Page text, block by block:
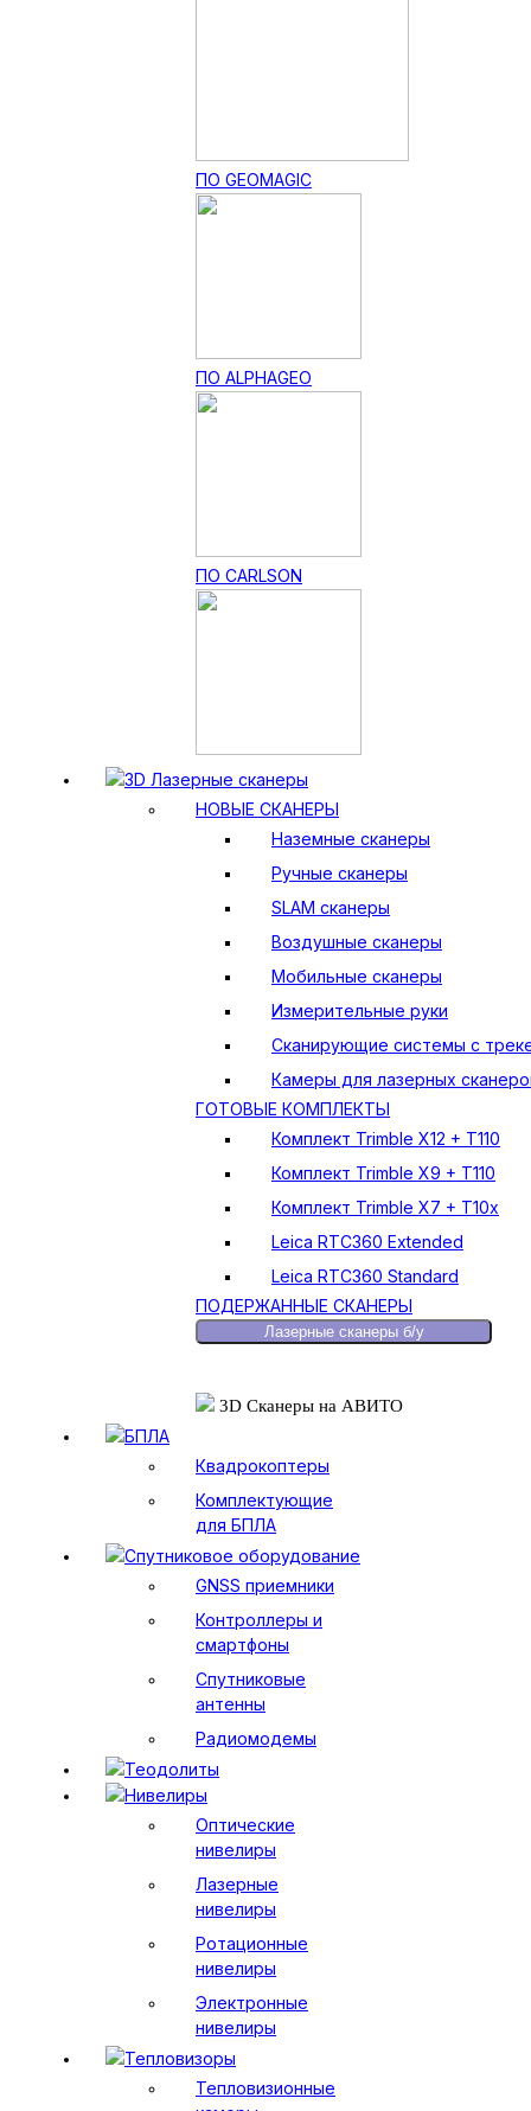
ПО GEOMAGIC
ПО ALPHAGEO
ПО CARLSON
3D Лазерные сканеры
НОВЫЕ СКАНЕРЫ
Наземные сканеры
Ручные сканеры
SLAM сканеры
Воздушные сканеры
Мобильные сканеры
Измерительные руки
Сканирующие системы с
Камеры для лазерных
ГОТОВЫЕ КОМПЛЕКТЫ
Комплект Trimble X12 + T110
Комплект Trimble X9 + T110
Комплект Trimble X7 + T10x
Leica RTC360 Extended
Leica RTC360 Standard
ПОДЕРЖАННЫЕ СКАНЕРЫ
Лазерные сканеры б/у
3D Сканеры на АВИТО
БПЛА
Квадрокоптеры
Комплектующие
для БПЛА
Спутниковое оборудование
GNSS приемники
Контроллеры и
смартфоны
Спутниковые
антенны
Радиомодемы
Теодолиты
Нивелиры
Оптические
нивелиры
Лазерные
нивелиры
Ротационные
нивелиры
Электронные
нивелиры
Тепловизоры
Тепловизионные